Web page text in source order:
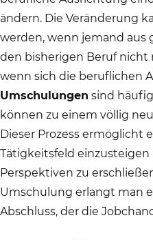
ändern. Die Veränderung
werden, wenn jemand
den bisherigen Beruf nicht
wenn sich die beruflichen
Umschulungen sind
können zu einem völlig
Dieser Prozess ermöglicht
Tätigkeitsfeld
Perspektiven zu
Umschulung erlangt man
Abschluss, der die